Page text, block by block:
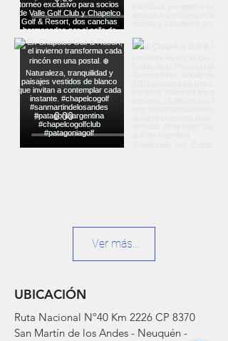
Ver más...
UBICACIÓN
Ruta Nacional Nº40 Km 2226 CP 8370
San Martín de los Andes - Neuquén -